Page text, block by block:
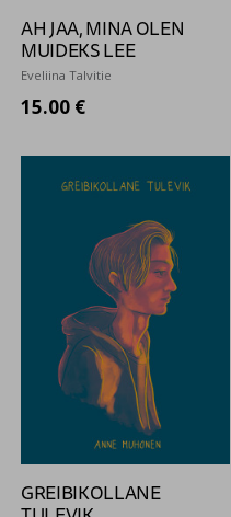
AH JAA, MINA OLEN
MUIDEKS LEE
Eveliina Talvitie
15.00 €
GREIBIKOLLANE